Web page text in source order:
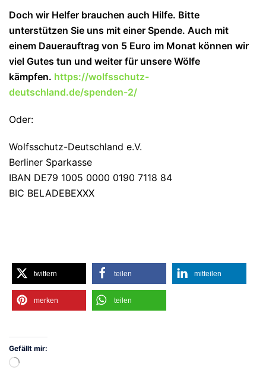
Doch wir Helfer brauchen auch Hilfe. Bitte
unterstützen Sie uns mit einer Spende. Auch mit
einem Dauerauftrag von 5 Euro im Monat können wir
viel Gutes tun und weiter für unsere Wölfe
kämpfen. https://wolfsschutz-
deutschland.de/spenden-2/
Oder:
Wolfsschutz-Deutschland e.V.
Berliner Sparkasse
IBAN DE79 1005 0000 0190 7118 84
BIC BELADEBEXXX
twittern teilen mitteilen
merken teilen
Gefällt mir:
Wird